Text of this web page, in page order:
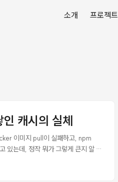
소개 프로젝트
캐시의 실체
이미지 pull이 실패하고, npm
있는데, 정작 뭐가 그렇게 큰지 알 수
못 잡는다. 그러다 GitHub에서